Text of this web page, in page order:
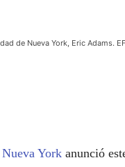
de Nueva York, Eric Adams.
Nueva York anunció